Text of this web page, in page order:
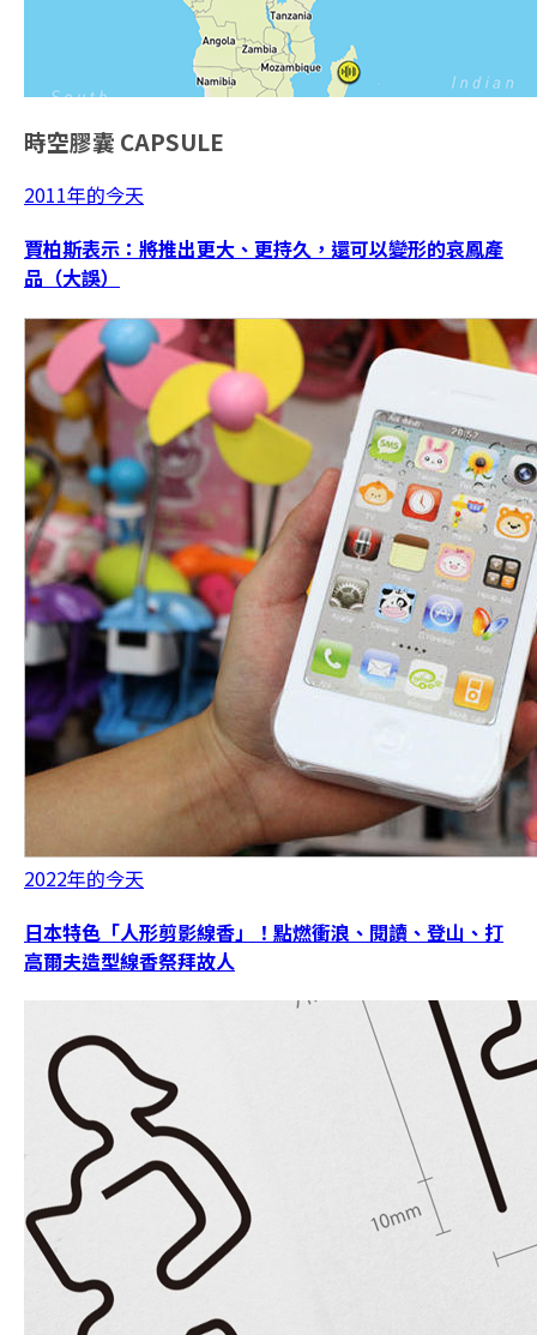
時空膠囊 CAPSULE
2011年的今天
賈柏斯表示：將推出更大、更持久，還可以變形的哀鳳產
品（大誤）
2022年的今天
日本特色「人形剪影線香」！點燃衝浪、閱讀、登山、打
高爾夫造型線香祭拜故人